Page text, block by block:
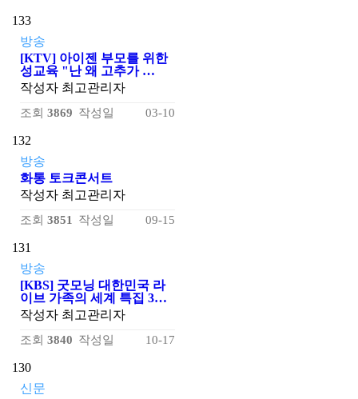
133
방송
[KTV] 아이젠 부모를 위한
성교육 "난 왜 고추가 …
작성자 최고관리자
조회 3869 작성일 03-10
132
방송
화통 토크콘서트
작성자 최고관리자
조회 3851 작성일 09-15
131
방송
[KBS] 굿모닝 대한민국 라
이브 가족의 세계 특집 3…
작성자 최고관리자
조회 3840 작성일 10-17
130
신문